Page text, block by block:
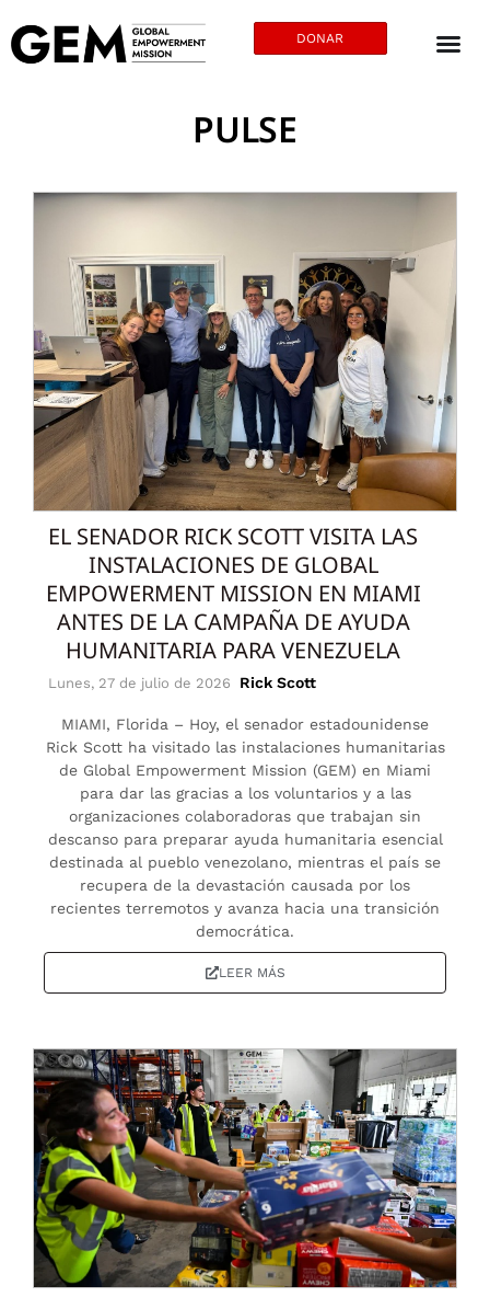
DONAR
PULSE
EL SENADOR RICK SCOTT VISITA LAS
INSTALACIONES DE GLOBAL
EMPOWERMENT MISSION EN MIAMI
ANTES DE LA CAMPAÑA DE AYUDA
HUMANITARIA PARA VENEZUELA
Lunes, 27 de julio de 2026 Rick Scott
MIAMI, Florida – Hoy, el senador estadounidense
Rick Scott ha visitado las instalaciones humanitarias
de Global Empowerment Mission (GEM) en Miami
para dar las gracias a los voluntarios y a las
organizaciones colaboradoras que trabajan sin
descanso para preparar ayuda humanitaria esencial
destinada al pueblo venezolano, mientras el país se
recupera de la devastación causada por los
recientes terremotos y avanza hacia una transición
democrática.
LEER MÁS